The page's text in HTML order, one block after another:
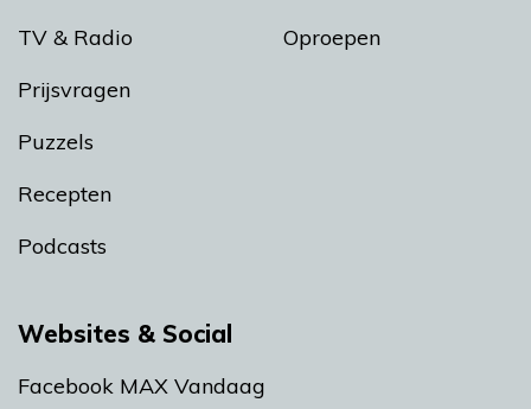
TV & Radio
Prijsvragen
Puzzels
Recepten
Podcasts
Oproepen
Websites & Social
Facebook MAX Vandaag